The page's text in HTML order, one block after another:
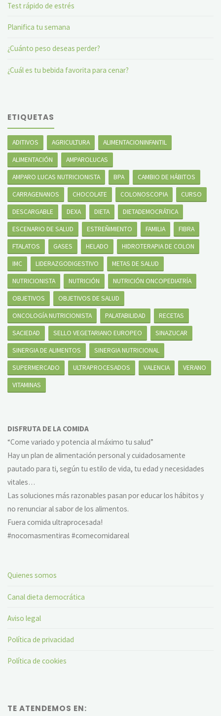
Test rápido de estrés
Planifica tu semana
¿Cuánto peso deseas perder?
¿Cuál es tu bebida favorita para cenar?
ETIQUETAS
ADITIVOS AGRICULTURA
ALIMENTACIONINFANTIL
ALIMENTACIÓN
AMPAROLUCAS
AMPARO LUCAS NUTRICIONISTA
BPA
CAMBIO DE HÁBITOS
CARRAGENANOS
CHOCOLATE COLONOSCOPIA
CURSO
DESCARGABLE
DEXA DIETA
DIETADEMOCRÁTICA
ESCENARIO DE SALUD
ESTREÑIMIENTO FAMILIA
FIBRA
FTALATOS
GASES HELADO
HIDROTERAPIA DE COLON
IMC
LIDERAZGODIGESTIVO
METAS DE SALUD
NUTRICIONISTA
NUTRICIÓN
NUTRICIÓN ONCOPEDIATRÍA
OBJETIVOS
OBJETIVOS DE SALUD
ONCOLOGÍA NUTRICIONISTA
PALATABILIDAD
RECETAS
SACIEDAD
SELLO VEGETARIANO EUROPEO
SINAZUCAR
SINERGIA DE ALIMENTOS
SINERGIA NUTRICIONAL
SUPERMERCADO
ULTRAPROCESADOS VALENCIA
VERANO
VITAMINAS
DISFRUTA DE LA COMIDA
“Come variado y potencia al máximo tu salud”
Hay un plan de alimentación personal y cuidadosamente
pautado para ti, según tu estilo de vida, tu edad y necesidades
vitales…
Las soluciones más razonables pasan por educar los hábitos y
no renunciar al sabor de los alimentos.
Fuera comida ultraprocesada!
#nocomasmentiras #comecomidareal
Quienes somos
Canal dieta democrática
Aviso legal
Política de privacidad
Política de cookies
TE ATENDEMOS EN: